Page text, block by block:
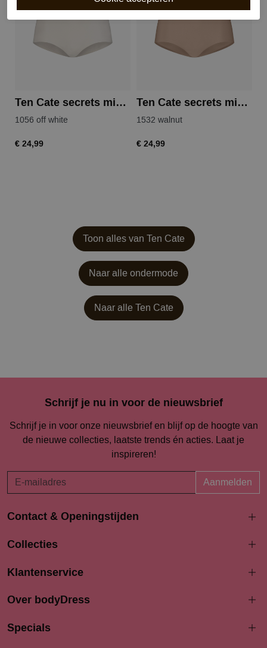
Ten Cate secrets midi waist
1056 off white
€ 24,99
Ten Cate secrets midi waist
1532 walnut
€ 24,99
Toon alles van Ten Cate
Naar alle ondermode
Naar alle Ten Cate
Schrijf je nu in voor de nieuwsbrief
Schrijf je in voor onze nieuwsbrief en blijf op de hoogte van
de nieuwe collecties, laatste trends én acties. Laat je
inspireren!
Aanmelden
Contact & Openingstijden
Langestraat 94-96
033 4690704
Openingstijden
Maandag 13:00 - 17:30
Collecties
Klantenservice
Over bodyDress
Specials